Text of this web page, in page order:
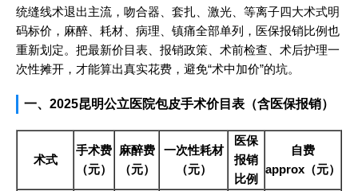
统缝线术退出主流，吻合器、套扎、激光、等离子四大术式明
码标价，麻醉、耗材、病理、镇痛全部单列，医保报销比例也
重新划定。把最新价目表、报销政策、术前检查、术后护理一
次性摊开，才能算出真实花费，避免“术中加价”的坑。
一、2025昆明公立医院包皮手术价目表（含医保报销）
术式
手术费
（元）
麻醉费
（元）
一次性耗材
（元）
医保
报销
比例
自费
approx（元）